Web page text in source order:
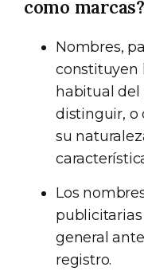
como marcas?
Nombres,
constituyen
habitual del
distinguir, o
su
Los
general
registro.